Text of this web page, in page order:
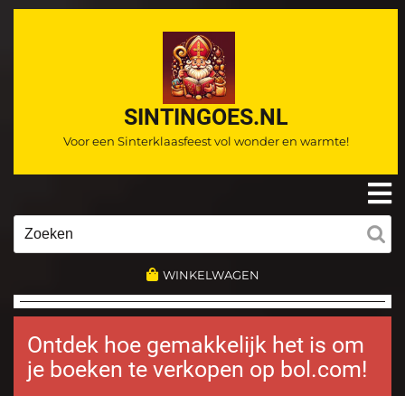
Ga
SINTINGOES.NL
Voor een Sinterklaasfeest vol wonder en warmte!
WINKELWAGEN
Ontdek hoe gemakkelijk het is om
je boeken te verkopen op bol.com!